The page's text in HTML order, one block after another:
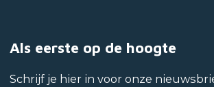
Als eerste op de hoogte
Schrijf je hier in voor onze